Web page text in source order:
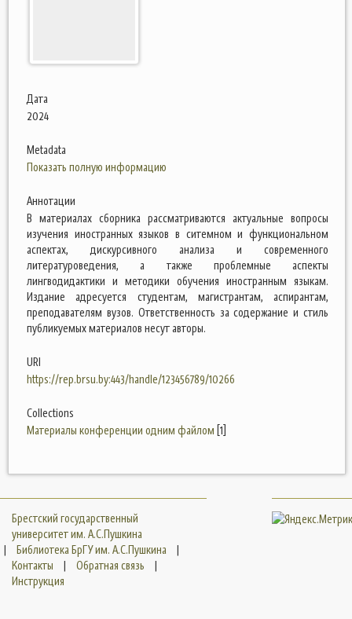
Дата
2024
Metadata
Показать полную информацию
Аннотации
В материалах сборника рассматриваются актуальные вопросы
изучения иностранных языков в ситемном и функциональном
аспектах, дискурсивного анализа и современного
литературоведения, а также проблемные аспекты
лингводидактики и методики обучения иностранным языкам.
Издание адресуется студентам, магистрантам, аспирантам,
преподавателям вузов. Ответственность за содержание и стиль
публикуемых материалов несут авторы.
URI
https://rep.brsu.by:443/handle/123456789/10266
Collections
Материалы конференции одним файлом [1]
Брестский государственный
университет им. А.С.Пушкина
|
Библиотека БрГУ им. А.С.Пушкина
|
Контакты
| Обратная связь
|
Инструкция